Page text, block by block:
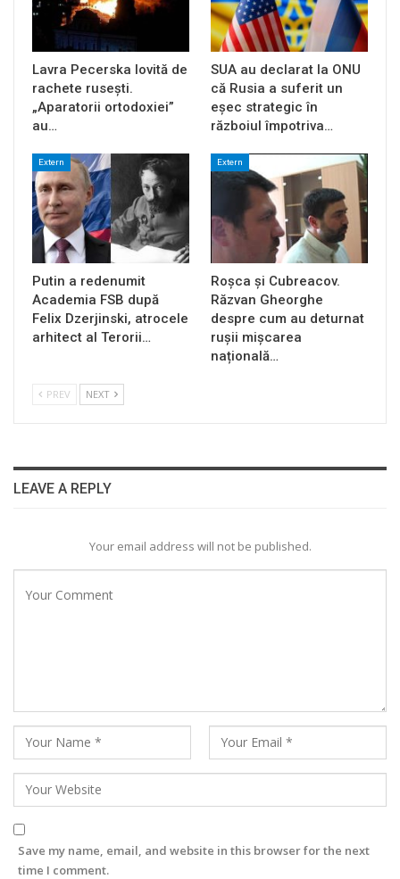
Lavra Pecerska lovită de
rachete rusești.
„Aparatorii ortodoxiei”
au…
SUA au declarat la ONU
că Rusia a suferit un
eșec strategic în
războiul împotriva…
Extern
Putin a redenumit
Academia FSB după
Felix Dzerjinski, atrocele
arhitect al Terorii…
Extern
Roșca și Cubreacov.
Răzvan Gheorghe
despre cum au deturnat
rușii mișcarea
națională…
PREV NEXT
LEAVE A REPLY
Your email address will not be published.
Save my name, email, and website in this browser for the next
time I comment.